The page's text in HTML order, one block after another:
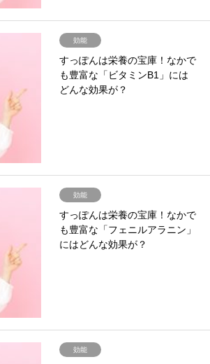
効能
すっぽんは栄養の宝庫！なかで
も豊富な「ビタミンB1」には
どんな効果が？
効能
すっぽんは栄養の宝庫！なかで
も豊富な「フェニルアラニン」
にはどんな効果が？
効能